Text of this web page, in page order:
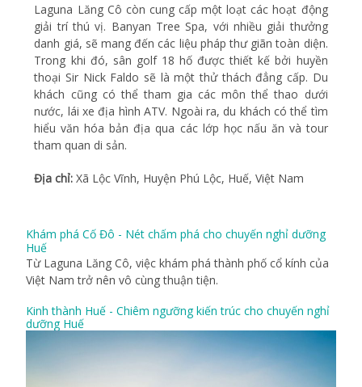
Laguna Lăng Cô còn cung cấp một loạt các hoạt động
giải trí thú vị. Banyan Tree Spa, với nhiều giải thưởng
danh giá, sẽ mang đến các liệu pháp thư giãn toàn diện.
Trong khi đó, sân golf 18 hố được thiết kế bởi huyền
thoại Sir Nick Faldo sẽ là một thử thách đẳng cấp. Du
khách cũng có thể tham gia các môn thể thao dưới
nước, lái xe địa hình ATV. Ngoài ra, du khách có thể tìm
hiểu văn hóa bản địa qua các lớp học nấu ăn và tour
tham quan di sản.
Địa chỉ: Xã Lộc Vĩnh, Huyện Phú Lộc, Huế, Việt Nam
Khám phá Cố Đô - Nét chấm phá cho chuyến nghỉ dưỡng
Huế
Từ Laguna Lăng Cô, việc khám phá thành phố cổ kính của
Việt Nam trở nên vô cùng thuận tiện.
Kinh thành Huế - Chiêm ngưỡng kiến trúc cho chuyến nghỉ
dưỡng Huế